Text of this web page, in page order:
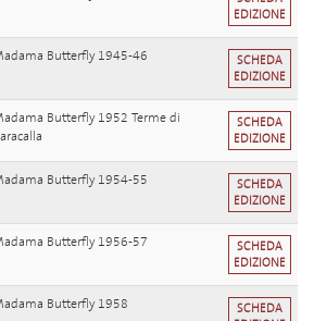
EDIZIONE
Butterfly 1945-46
SCHEDA
EDIZIONE
Butterfly 1952 Terme di
SCHEDA
EDIZIONE
Butterfly 1954-55
SCHEDA
EDIZIONE
Butterfly 1956-57
SCHEDA
EDIZIONE
Butterfly 1958
SCHEDA